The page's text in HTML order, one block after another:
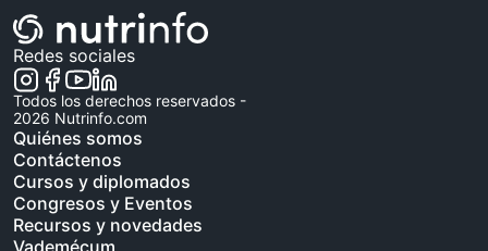
Redes sociales
Todos los derechos reservados -
2026 Nutrinfo.com
Quiénes somos
Contáctenos
Cursos y diplomados
Congresos y Eventos
Recursos y novedades
Vademécum